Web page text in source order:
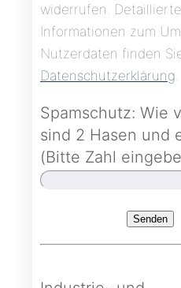
widerrufen. Detaillierte
Informationen zum
Nutzerdaten finden
Datenschutzerklärung
Spamschutz: Wie
sind 2 Hasen und
(Bitte Zahl